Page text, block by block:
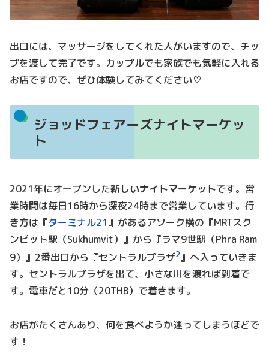
出口には、マッサージをしてくれた人がいますので、チッ
プを渡して完了です。カップルでも家族でも気軽に入れる
お店ですので、ぜひ体験してみてください♡
ジョッドフェアーズナイトマーケッ
ト
2021年にオープンした新しいナイトマーケットです。営
業時間は毎日16時から深夜24時まで営業しています。行
き方は『ターミナル21』があるアソーク横の『MRTスク
ンビット駅（Sukhumvit）』から『ラマ9世駅（Phra Ram
9）』2番出口から『セントラルプラザ2』へ入っていきま
す。セントラルプラザを出て、小さな川を渡れば到着で
す。電車だと10分（20THB）で着きます。
お店がたくさんあり、何を食べようか迷ってしまうほどで
す！